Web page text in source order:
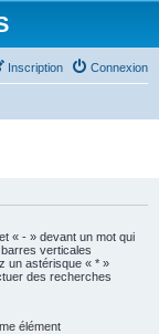
Connexion
Inscription
« - » devant un mot qui
verticales
un astérisque « * »
des recherches
élément